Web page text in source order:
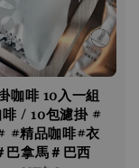
咖啡 10入一組
/ 10包濾掛 #
#精品咖啡#衣
巴拿馬＃巴西